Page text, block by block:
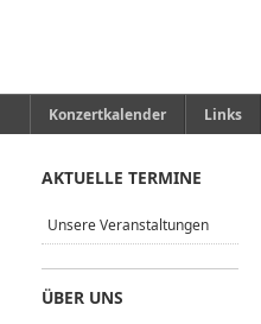
Konzertkalender Links
AKTUELLE TERMINE
Unsere Veranstaltungen
ÜBER UNS